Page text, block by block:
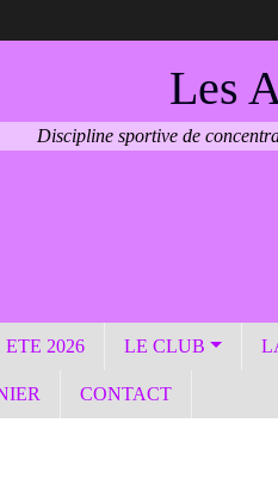
Les
Discipline sportive de
2026 LE CLUB
CONTACT